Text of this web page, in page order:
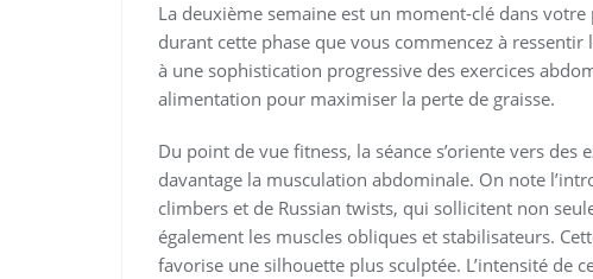
La deuxième semaine est un moment-clé dans
durant cette phase que vous commencez à
à une sophistication progressive des exercices
alimentation pour maximiser la perte de graisse.
Du point de vue fitness, la séance s’oriente vers
davantage la musculation abdominale. On note
climbers et de Russian twists, qui sollicitent non
également les muscles obliques et stabilisateurs.
favorise une silhouette plus sculptée. L’intensité de